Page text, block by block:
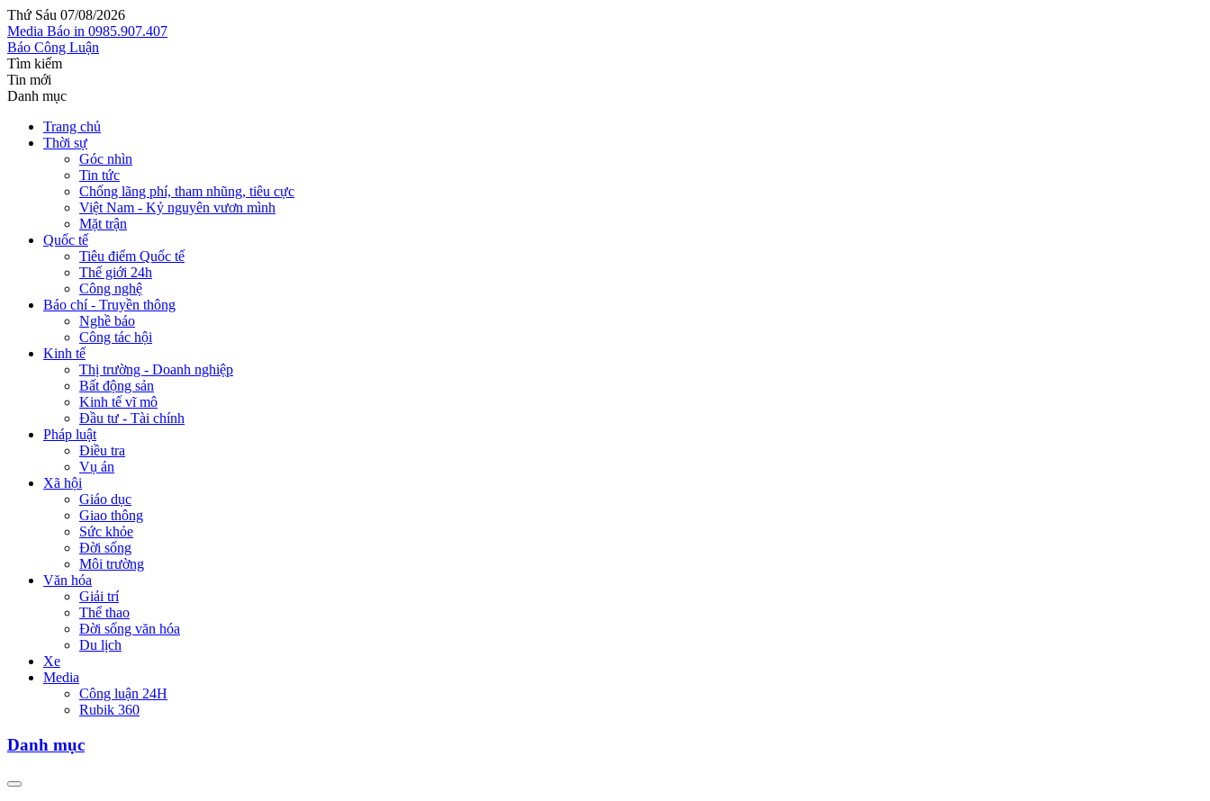
Thứ Sáu 07/08/2026
Media Báo in 0985.907.407
Báo Công Luận
Tìm kiếm
Tin mới
Danh mục
Trang chủ
Thời sự
Góc nhìn
Tin tức
Chống lãng phí, tham nhũng, tiêu cực
Việt Nam - Kỷ nguyên vươn mình
Mặt trận
Quốc tế
Tiêu điểm Quốc tế
Thế giới 24h
Công nghệ
Báo chí - Truyền thông
Nghề báo
Công tác hội
Kinh tế
Thị trường - Doanh nghiệp
Bất động sản
Kinh tế vĩ mô
Đầu tư - Tài chính
Pháp luật
Điều tra
Vụ án
Xã hội
Giáo dục
Giao thông
Sức khỏe
Đời sống
Môi trường
Văn hóa
Giải trí
Thể thao
Đời sống văn hóa
Du lịch
Xe
Media
Công luận 24H
Rubik 360
Danh mục